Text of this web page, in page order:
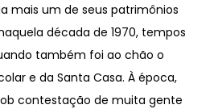
mais um de seus patrimônios
década de 1970, tempos
também foi ao chão o
e da Santa Casa. À época,
contestação de muita gente